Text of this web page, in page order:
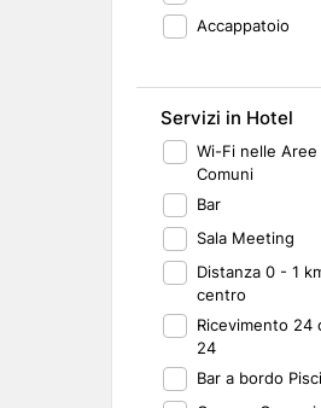
Accappatoio
Servizi in Hotel
Wi-Fi nelle Aree
Comuni
Bar
Sala Meeting
Distanza 0 - 1
centro
Ricevimento 24
24
Bar a bordo